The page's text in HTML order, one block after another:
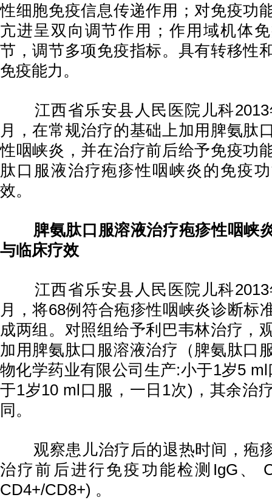
性细胞免疫信息传递作用；对免疫功
亢进呈双向调节作用；作用域机体
节，调节多项免疫指标。具有转移性
免疫能力。
江西省乐安县人民医院儿科2013
月，在常规治疗的基础上加用脾氨肽
性咽峡炎，并在治疗前后给予免疫功
肽口服液治疗疱疹性咽峡炎的免疫
效。
脾氨肽口服溶液治疗疱疹性咽峡
与临床疗效
江西省乐安县人民医院儿科2013
月，将68例符合疱疹性咽峡炎诊断标
成两组。对照组给予利巴韦林治疗，
加用脾氨肽口服溶液治疗（脾氨肽口
物化学药业有限公司生产:小于1岁5
于1岁10 ml口服，一日1次)，其余治
同。
观察患儿治疗后的退热时间，疱
治疗前后进行免疫功能检测IgG、
CD4+/CD8+) 。